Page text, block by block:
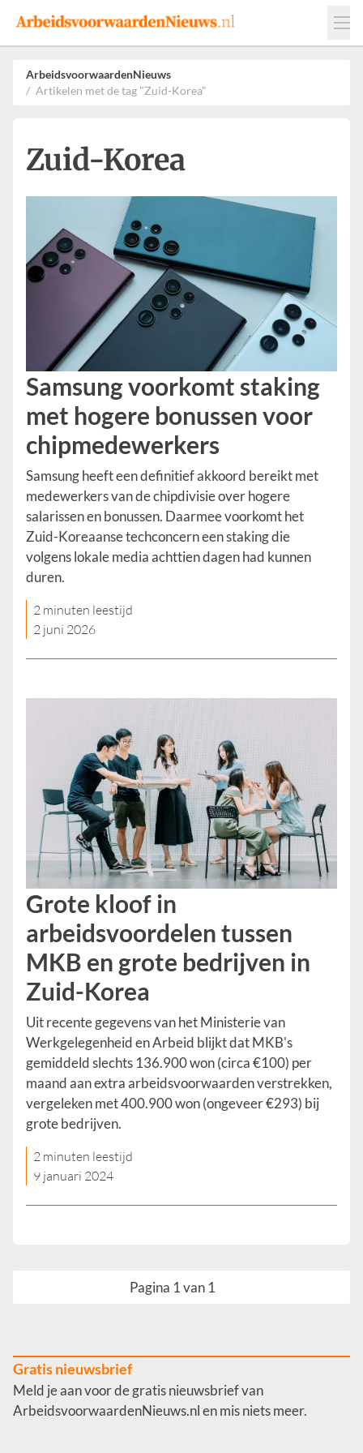
Events
Adverteren
Leveranciers
Werkgevers
ArbeidsvoorwaardenNieuws
Artikelen met de tag "Zuid-Korea"
Zuid-Korea
Samsung voorkomt staking
met hogere bonussen voor
chipmedewerkers
Samsung heeft een definitief akkoord bereikt met
medewerkers van de chipdivisie over hogere
salarissen en bonussen. Daarmee voorkomt het
Zuid-Koreaanse techconcern een staking die
volgens lokale media achttien dagen had kunnen
duren.
2 minuten leestijd
2 juni 2026
Grote kloof in
arbeidsvoordelen tussen
MKB en grote bedrijven in
Zuid-Korea
Uit recente gegevens van het Ministerie van
Werkgelegenheid en Arbeid blijkt dat MKB's
gemiddeld slechts 136.900 won (circa €100) per
maand aan extra arbeidsvoorwaarden verstrekken,
vergeleken met 400.900 won (ongeveer €293) bij
grote bedrijven.
2 minuten leestijd
9 januari 2024
Pagina 1 van 1
Gratis nieuwsbrief
Meld je aan voor de gratis nieuwsbrief van
ArbeidsvoorwaardenNieuws.nl en mis niets meer.